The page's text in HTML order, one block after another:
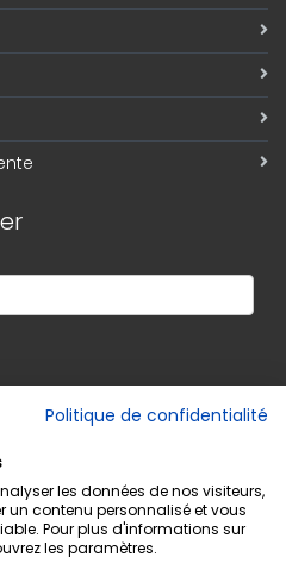
Politique de confidentialité
les données de nos visiteurs,
un contenu personnalisé et vous
Pour plus d'informations sur
les paramètres.